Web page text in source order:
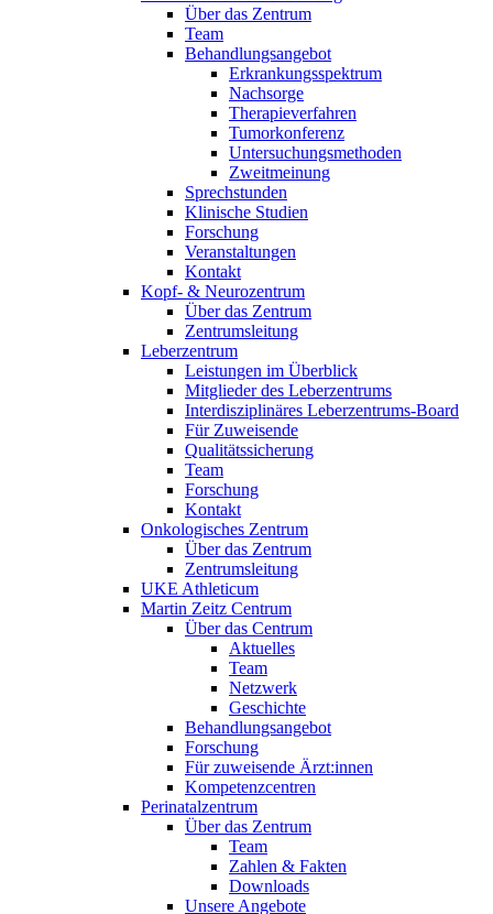
Über das Zentrum
Team
Behandlungsangebot
Erkrankungsspektrum
Nachsorge
Therapieverfahren
Tumorkonferenz
Untersuchungsmethoden
Zweitmeinung
Sprechstunden
Klinische Studien
Forschung
Veranstaltungen
Kontakt
Kopf- & Neurozentrum
Über das Zentrum
Zentrumsleitung
Leberzentrum
Leistungen im Überblick
Mitglieder des Leberzentrums
Interdisziplinäres Leberzentrums-Board
Für Zuweisende
Qualitätssicherung
Team
Forschung
Kontakt
Onkologisches Zentrum
Über das Zentrum
Zentrumsleitung
UKE Athleticum
Martin Zeitz Centrum
Über das Centrum
Aktuelles
Team
Netzwerk
Geschichte
Behandlungsangebot
Forschung
Für zuweisende Ärzt:innen
Kompetenzcentren
Perinatalzentrum
Über das Zentrum
Team
Zahlen & Fakten
Downloads
Unsere Angebote